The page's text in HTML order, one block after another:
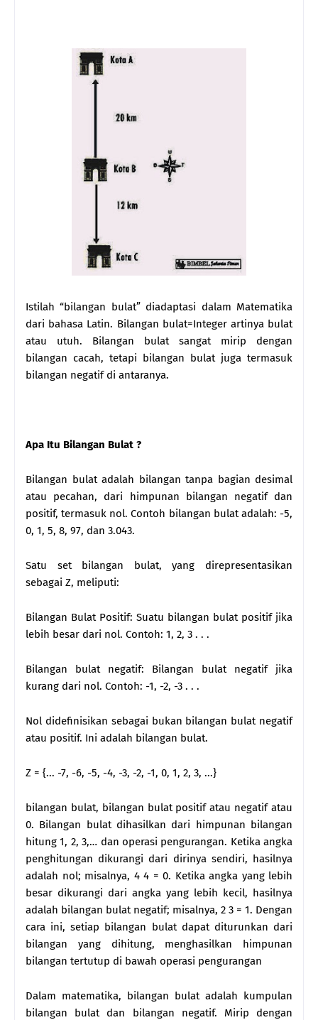
Istilah “bilangan bulat” diadaptasi dalam Matematika
dari bahasa Latin. Bilangan bulat=Integer artinya bulat
atau utuh. Bilangan bulat sangat mirip dengan
bilangan cacah, tetapi bilangan bulat juga termasuk
bilangan negatif di antaranya.
Apa Itu Bilangan Bulat ?
Bilangan bulat adalah bilangan tanpa bagian desimal
atau pecahan, dari himpunan bilangan negatif dan
positif, termasuk nol. Contoh bilangan bulat adalah: -5,
0, 1, 5, 8, 97, dan 3.043.
Satu set bilangan bulat, yang direpresentasikan
sebagai Z, meliputi:
Bilangan Bulat Positif: Suatu bilangan bulat positif jika
lebih besar dari nol. Contoh: 1, 2, 3 . . .
Bilangan bulat negatif: Bilangan bulat negatif jika
kurang dari nol. Contoh: -1, -2, -3 . . .
Nol didefinisikan sebagai bukan bilangan bulat negatif
atau positif. Ini adalah bilangan bulat.
Z = {... -7, -6, -5, -4, -3, -2, -1, 0, 1, 2, 3, ...}
bilangan bulat, bilangan bulat positif atau negatif atau
0. Bilangan bulat dihasilkan dari himpunan bilangan
hitung 1, 2, 3,… dan operasi pengurangan. Ketika angka
penghitungan dikurangi dari dirinya sendiri, hasilnya
adalah nol; misalnya, 4 4 = 0. Ketika angka yang lebih
besar dikurangi dari angka yang lebih kecil, hasilnya
adalah bilangan bulat negatif; misalnya, 2 3 = 1. Dengan
cara ini, setiap bilangan bulat dapat diturunkan dari
bilangan yang dihitung, menghasilkan himpunan
bilangan tertutup di bawah operasi pengurangan
Dalam matematika, bilangan bulat adalah kumpulan
bilangan bulat dan bilangan negatif. Mirip dengan